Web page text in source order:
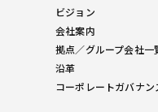
ビジョン
会社案内
拠点／グループ会社一
沿革
コーポレートガバナン